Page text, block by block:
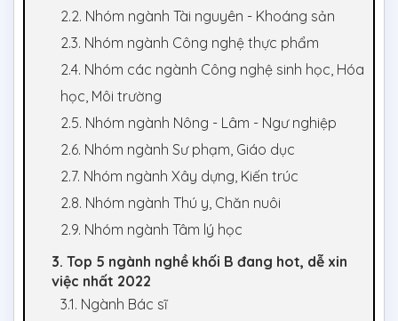
2.2. Nhóm ngành Tài nguyên - Khoáng sản
2.3. Nhóm ngành Công nghệ thực phẩm
2.4. Nhóm các ngành Công nghệ sinh học, Hóa
học, Môi trường
2.5. Nhóm ngành Nông - Lâm - Ngư nghiệp
2.6. Nhóm ngành Sư phạm, Giáo dục
2.7. Nhóm ngành Xây dựng, Kiến trúc
2.8. Nhóm ngành Thú y, Chăn nuôi
2.9. Nhóm ngành Tâm lý học
3. Top 5 ngành nghề khối B đang hot, dễ xin
việc nhất 2022
3.1. Ngành Bác sĩ